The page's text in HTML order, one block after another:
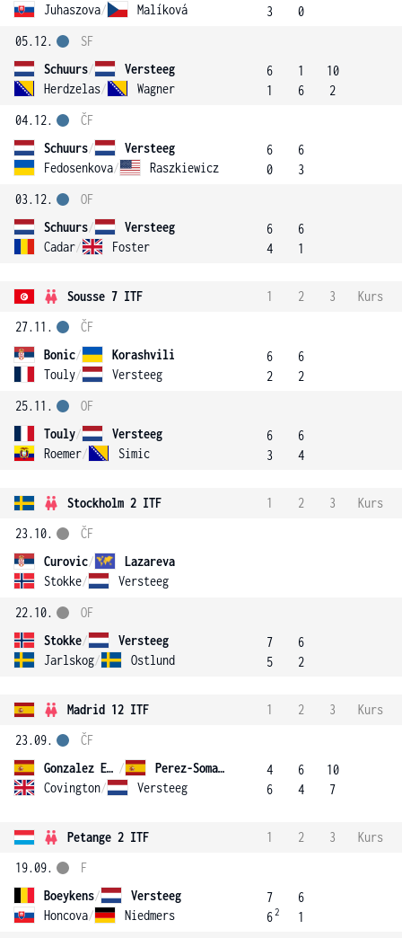
Juhaszova/ Malíková
3
0
05.12.
Schuurs/
Versteeg
Herdzelas/ Wagner
SF
6
1
1
6
10
2
04.12.
Schuurs/
Versteeg
Fedosenkova/ Raszkiewicz
ČF
6
0
6
3
03.12.
Schuurs/
Versteeg
Cadar/ Foster
OF
6
4
6
1
Sousse 7 ITF 1 2 3
Kurs
27.11.
Bonic/
Korashvili
Touly/ Versteeg
ČF
6
2
6
2
25.11.
Touly/
Versteeg
Roemer/ Simic
OF
6
3
6
4
Stockholm 2 ITF 1 2 3
Kurs
23.10.
Curovic/
Lazareva
Stokke/ Versteeg
ČF
22.10.
Stokke/
Versteeg
Jarlskog/ Ostlund
OF
7
5
6
2
Madrid 12 ITF 1 2 3
Kurs
23.09.
Gonzalez Encinas /
Perez-Somarriba
Covington/ Versteeg
ČF
4
6
6
4
10
7
Petange 2 ITF 1 2 3
Kurs
19.09.
Boeykens/
Versteeg
Honcova/ Niedmers
F
7
62
6
1